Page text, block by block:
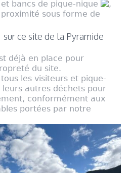
bancs de pique-nique
,
sous forme de
ce site de la Pyramide
déjà en place pour
du site.
tous les visiteurs et pique-
autres déchets pour
conformément aux
portées par notre